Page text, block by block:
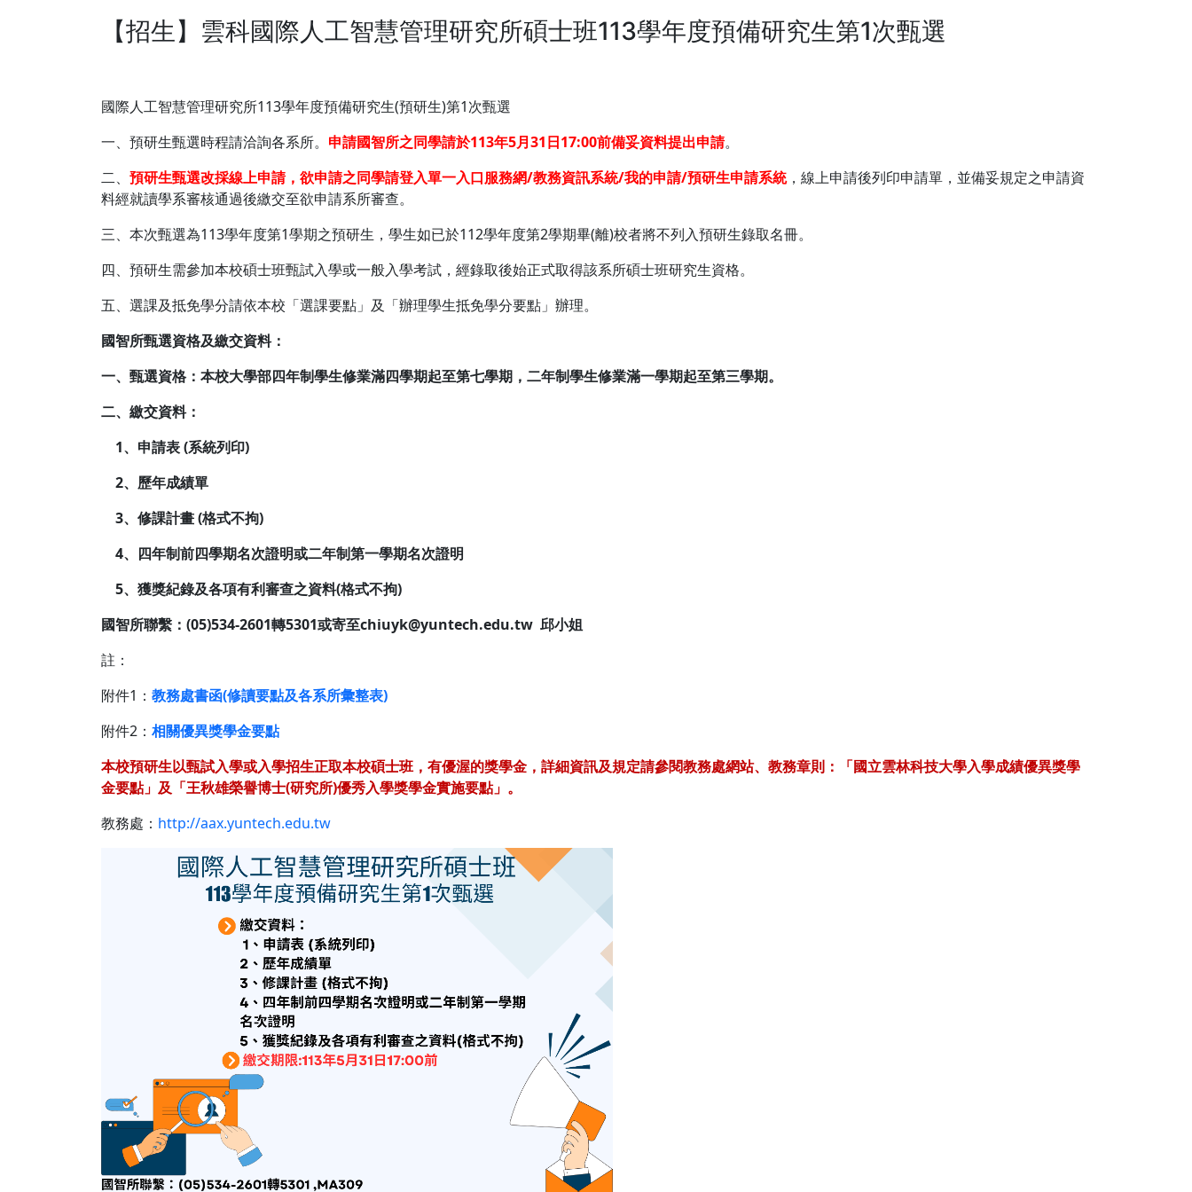
【招生】雲科國際人工智慧管理研究所碩士班113學年度預備研究生第1次甄選
國際人工智慧管理研究所113學年度預備研究生(預研生)第1次甄選
一、預研生甄選時程請洽詢各系所。 申請國智所之同學請於113年5月31日17:00前備妥資料提出申請。
二、 預研生甄選改採線上申請，欲申請之同學請登入單一入口服務網/教務資訊系統/我的申請/預研生申請系統，線上申請後列印申請單，並備妥規定之申請資
料經就讀學系審核通過後繳交至欲申請系所審查。
三、本次甄選為113學年度第1學期之預研生，學生如已於112學年度第2學期畢(離)校者將不列入預研生錄取名冊。
四、預研生需參加本校碩士班甄試入學或一般入學考試，經錄取後始正式取得該系所碩士班研究生資格。
五、選課及抵免學分請依本校「選課要點」及「辦理學生抵免學分要點」辦理。
國智所甄選資格及繳交資料：
一、甄選資格：本校大學部四年制學生修業滿四學期起至第七學期，二年制學生修業滿一學期起至第三學期。
二、繳交資料：
1、申請表 (系統列印)
2、歷年成績單
3、修課計畫 (格式不拘)
4、四年制前四學期名次證明或二年制第一學期名次證明
5、獲獎紀錄及各項有利審查之資料(格式不拘)
國智所聯繫：(05)534-2601轉5301或寄至chiuyk@yuntech.edu.tw 邱小姐
註：
附件1： 教務處書函(修讀要點及各系所彙整表)
附件2： 相關優異獎學金要點
本校預研生以甄試入學或入學招生正取本校碩士班，有優渥的獎學金，詳細資訊及規定請參閱教務處網站、教務章則：「國立雲林科技大學入學成績優異獎學
金要點」及「王秋雄榮譽博士(研究所)優秀入學獎學金實施要點」。
教務處： http://aax.yuntech.edu.tw